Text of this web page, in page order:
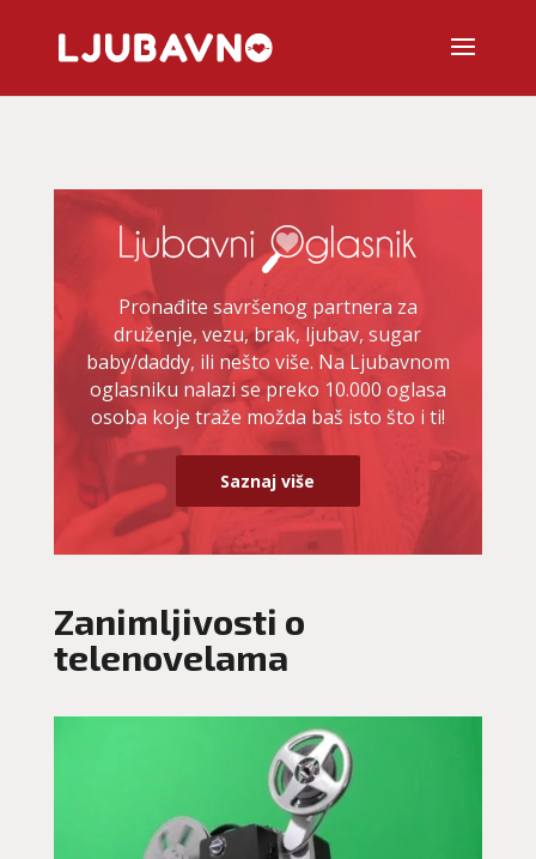
Pronađite savršenog partnera za
druženje, vezu, brak, ljubav, sugar
baby/daddy, ili nešto više. Na Ljubavnom
oglasniku nalazi se preko 10.000 oglasa
osoba koje traže možda baš isto što i ti!
Saznaj više
Zanimljivosti o
telenovelama